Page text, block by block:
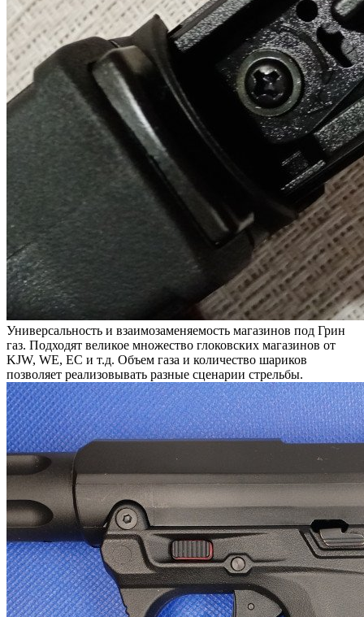
Универсальность и взаимозаменяемость магазинов под Грин
газ. Подходят великое множество глоковских магазинов от
KJW, WE, EC и т.д. Объем газа и количество шариков
позволяет реализовывать разные сценарии стрельбы.